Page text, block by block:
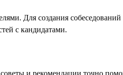
Для создания
с кандидатами.
и рекомендации точно